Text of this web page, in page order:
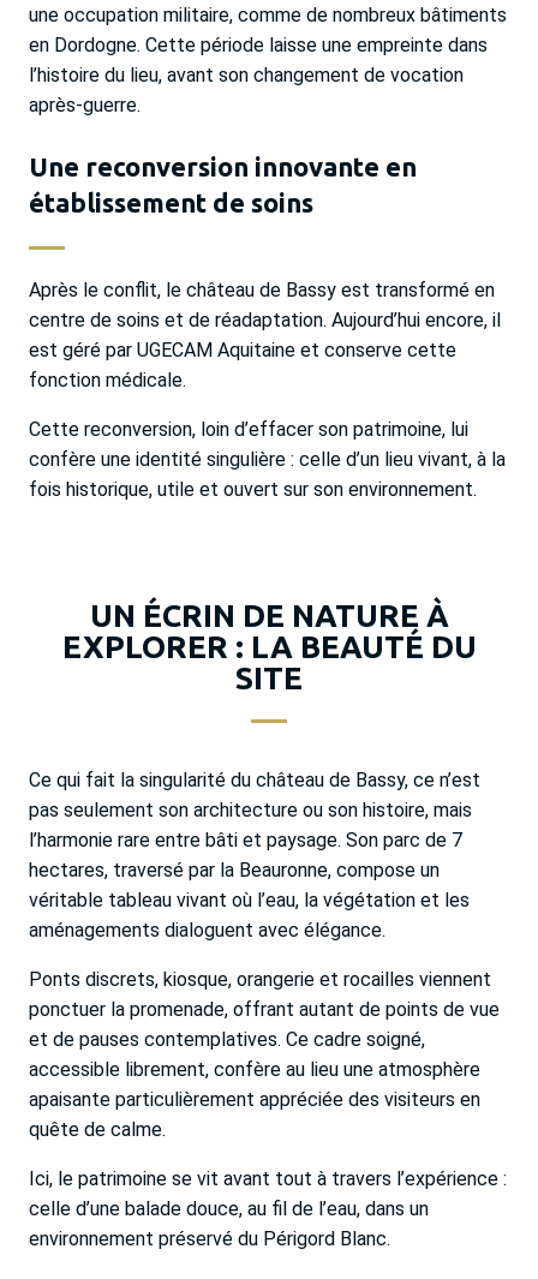
une occupation militaire, comme de nombreux bâtiments
en Dordogne. Cette période laisse une empreinte dans
l’histoire du lieu, avant son changement de vocation
après-guerre.
Une reconversion innovante en
établissement de soins
Après le conflit, le château de Bassy est transformé en
centre de soins et de réadaptation. Aujourd’hui encore, il
est géré par UGECAM Aquitaine et conserve cette
fonction médicale.
Cette reconversion, loin d’effacer son patrimoine, lui
confère une identité singulière : celle d’un lieu vivant, à la
fois historique, utile et ouvert sur son environnement.
UN ÉCRIN DE NATURE À
EXPLORER : LA BEAUTÉ DU
SITE
Ce qui fait la singularité du château de Bassy, ce n’est
pas seulement son architecture ou son histoire, mais
l’harmonie rare entre bâti et paysage. Son parc de 7
hectares, traversé par la Beauronne, compose un
véritable tableau vivant où l’eau, la végétation et les
aménagements dialoguent avec élégance.
Ponts discrets, kiosque, orangerie et rocailles viennent
ponctuer la promenade, offrant autant de points de vue
et de pauses contemplatives. Ce cadre soigné,
accessible librement, confère au lieu une atmosphère
apaisante particulièrement appréciée des visiteurs en
quête de calme.
Ici, le patrimoine se vit avant tout à travers l’expérience :
celle d’une balade douce, au fil de l’eau, dans un
environnement préservé du Périgord Blanc.